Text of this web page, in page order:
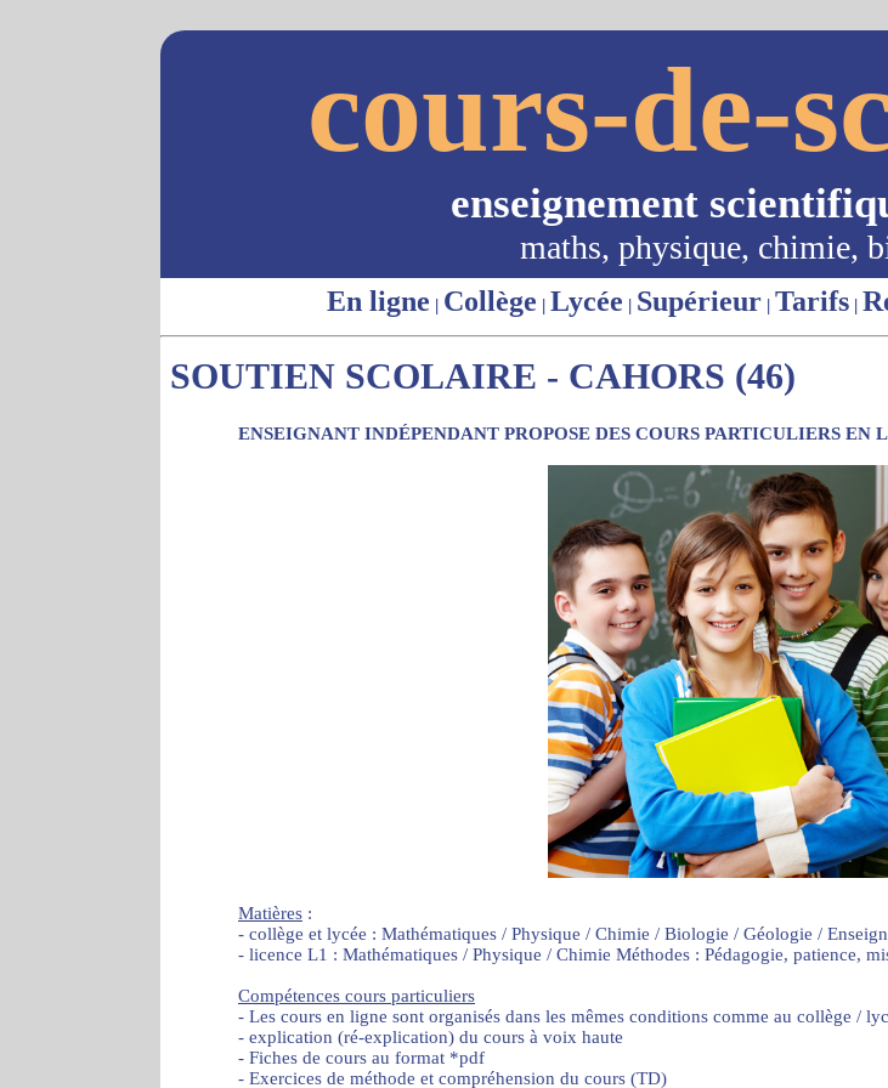
cours-de-
enseignement
maths, physique, chimie,
En ligne | Collège | Lycée | Supérieur | Tarifs |
SOUTIEN SCOLAIRE - CAHORS (46)
ENSEIGNANT INDÉPENDANT PROPOSE DES COURS PARTICULIERS EN
Matières :
- collège et lycée : Mathématiques / Physique / Chimie / Biologie / Géologie /
- licence L1 : Mathématiques / Physique / Chimie Méthodes : Pédagogie, patience,
Compétences cours particuliers
- Les cours en ligne sont organisés dans les mêmes conditions comme au collège /
- explication (ré-explication) du cours à voix haute
- Fiches de cours au format *pdf
- Exercices de méthode et compréhension du cours (TD)